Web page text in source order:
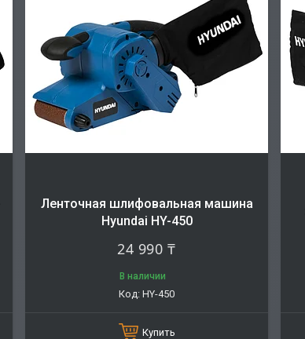
Ленточная шлифовальная машина
Hyundai HY-450
24 990 ₸
В наличии
HY-450
Купить